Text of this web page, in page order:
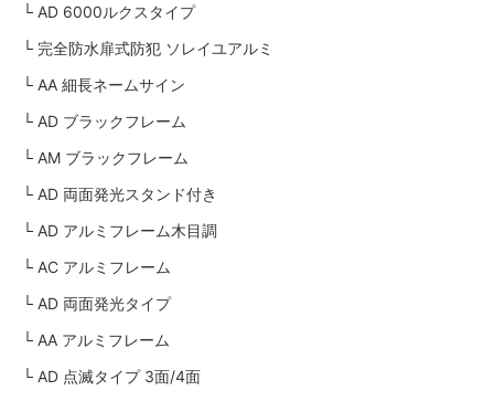
AD 6000ルクスタイプ
完全防水扉式防犯 ソレイユアルミ
AA 細長ネームサイン
AD ブラックフレーム
AM ブラックフレーム
AD 両面発光スタンド付き
AD アルミフレーム木目調
AC アルミフレーム
AD 両面発光タイプ
AA アルミフレーム
AD 点滅タイプ 3面/4面